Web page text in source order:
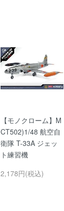
【モノクローム】M
CT502)1/48 航空自
衛隊 T-33A ジェッ
ト練習機
2,178円(税込)